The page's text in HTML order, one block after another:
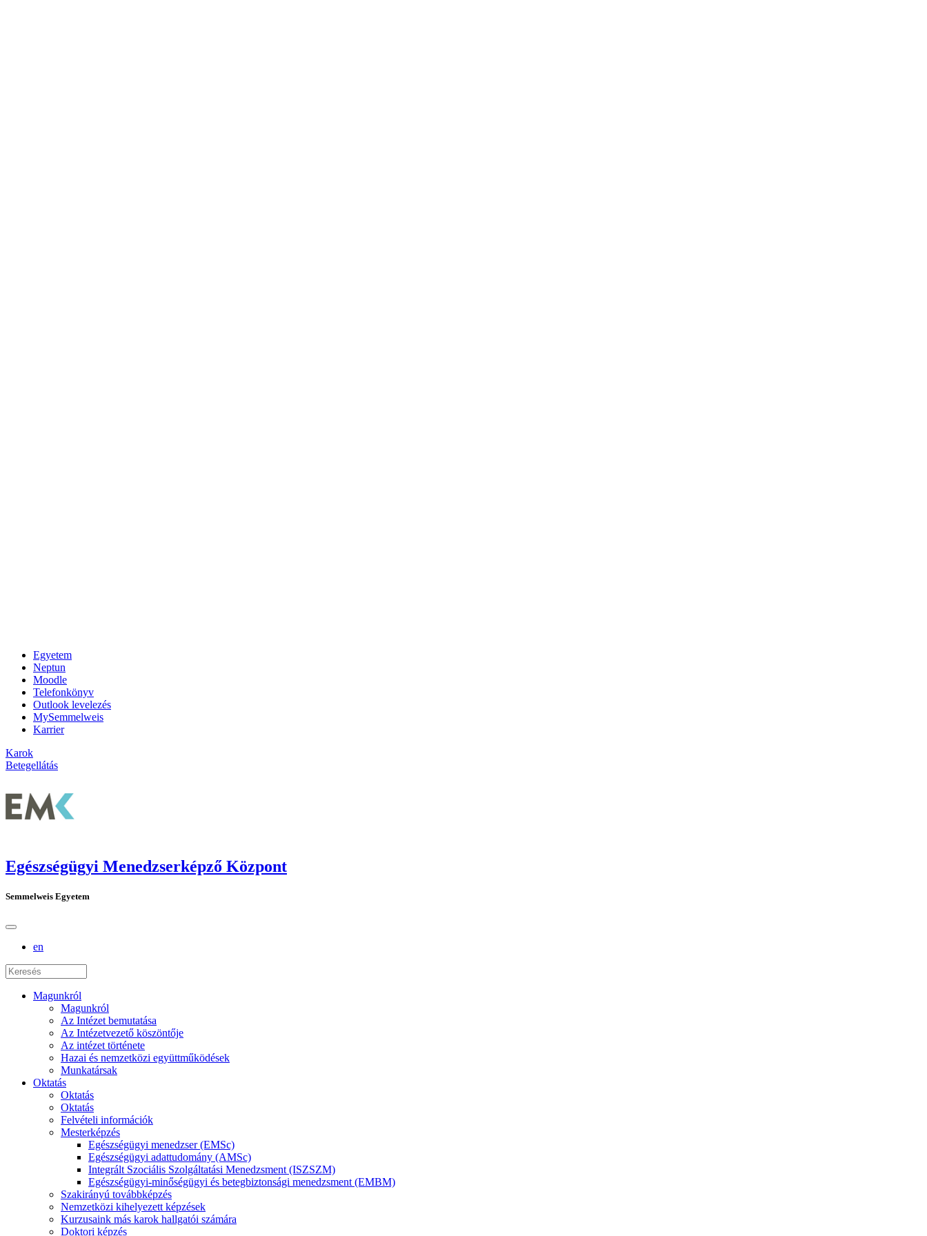
Egyetem
Neptun
Moodle
Telefonkönyv
Outlook levelezés
MySemmelweis
Karrier
Karok
Betegellátás
Egészségügyi Menedzserképző Központ
Semmelweis Egyetem
en
Magunkról
Magunkról
Az Intézet bemutatása
Az Intézetvezető köszöntője
Az intézet története
Hazai és nemzetközi együttműködések
Munkatársak
Oktatás
Oktatás
Oktatás
Felvételi információk
Mesterképzés
Egészségügyi menedzser (EMSc)
Egészségügyi adattudomány (AMSc)
Integrált Szociális Szolgáltatási Menedzsment (ISZSZM)
Egészségügyi-minőségügyi és betegbiztonsági menedzsment (EMBM)
Szakirányú továbbképzés
Nemzetközi kihelyezett képzések
Kurzusaink más karok hallgatói számára
Doktori képzés